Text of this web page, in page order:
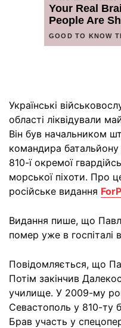
Українські
області ліквідували
Він був начальником
командира батальйону
810-ї окремої
морської піхоти. Про
російське видання
Видання пише, що
помер уже в госпіталі
Повідомляється, що
Потім закінчив
училище. У 2009-му
Севастополь у 810-ту
Брав участь у